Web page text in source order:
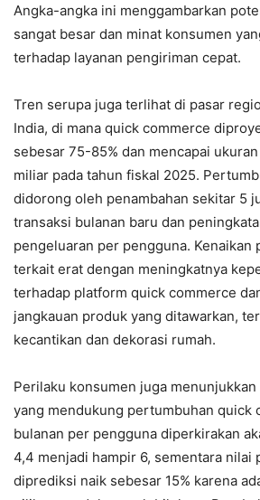
Angka-angka ini menggambarkan
sangat besar dan minat konsumen
terhadap layanan pengiriman cepat.
Tren serupa juga terlihat di pasar
India, di mana quick commerce
sebesar 75-85% dan mencapai
miliar pada tahun fiskal 2025.
didorong oleh penambahan sekitar 5
transaksi bulanan baru dan
pengeluaran per pengguna. Kenaikan
terkait erat dengan meningkatnya
terhadap platform quick commerce
jangkauan produk yang ditawarkan,
kecantikan dan dekorasi rumah.
Perilaku konsumen juga
yang mendukung pertumbuhan quick
bulanan per pengguna diperkirakan
4,4 menjadi hampir 6, sementara nilai
diprediksi naik sebesar 15% karena